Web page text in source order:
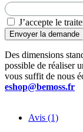
J’accepte le
Envoyer la demande
Des dimensions
possible de réaliser
vous suffit de nous
eshop@bemoss.fr
Avis (1)